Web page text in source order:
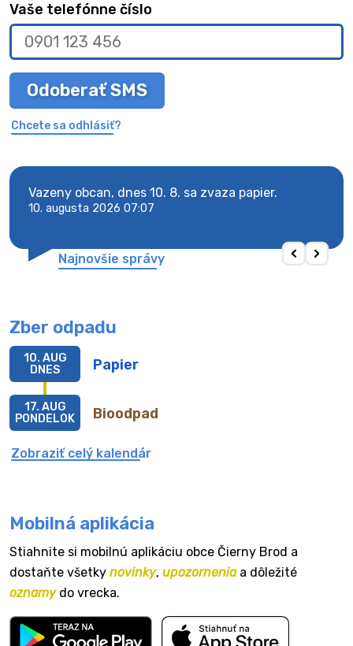
Vaše telefónne číslo
Odoberať SMS
Chcete sa odhlásiť?
Vazeny obcan, dnes 10. 8. sa zvaza papier.
10. augusta 2026 07:07
Najnovšie správy
Zber odpadu
Papier
10. AUG
DNES
Bioodpad
17. AUG
PONDELOK
Zobraziť celý kalendár
Mobilná aplikácia
Stiahnite si mobilnú aplikáciu obce Čierny Brod a
dostaňte všetky novinky, upozorneniaa dôležité
oznamydo vrecka.